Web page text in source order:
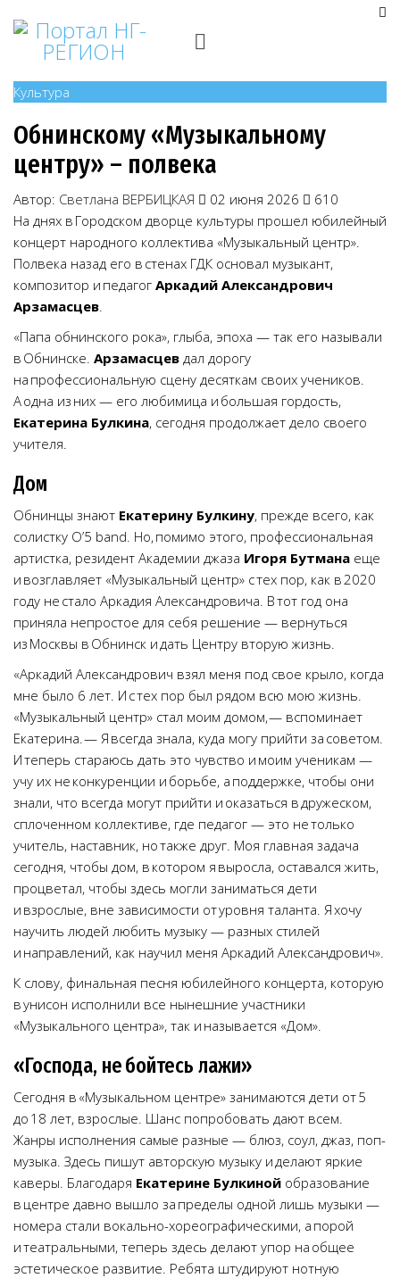
Культура
Обнинскому «Музыкальному
центру» – полвека
Автор: Светлана ВЕРБИЦКАЯ 02 июня 2026
610
На днях в Городском дворце культуры прошел юбилейный
концерт народного коллектива «Музыкальный центр».
Полвека назад его в стенах ГДК основал музыкант,
композитор и педагог Аркадий Александрович
Арзамасцев.
«Папа обнинского рока», глыба, эпоха — так его называли
в Обнинске. Арзамасцев дал дорогу
на профессиональную сцену десяткам своих учеников.
А одна из них — его любимица и большая гордость,
Екатерина Булкина, сегодня продолжает дело своего
учителя.
Дом
Обнинцы знают Екатерину Булкину, прежде всего, как
солистку О’5 band. Но, помимо этого, профессиональная
артистка, резидент Академии джаза Игоря Бутмана еще
и возглавляет «Музыкальный центр» с тех пор, как в 2020
году не стало Аркадия Александровича. В тот год она
приняла непростое для себя решение — вернуться
из Москвы в Обнинск и дать Центру вторую жизнь.
«Аркадий Александрович взял меня под свое крыло, когда
мне было 6 лет. И с тех пор был рядом всю мою жизнь.
«Музыкальный центр» стал моим домом, — вспоминает
Екатерина. — Я всегда знала, куда могу прийти за советом.
И теперь стараюсь дать это чувство и моим ученикам —
учу их не конкуренции и борьбе, а поддержке, чтобы они
знали, что всегда могут прийти и оказаться в дружеском,
сплоченном коллективе, где педагог — это не только
учитель, наставник, но также друг. Моя главная задача
сегодня, чтобы дом, в котором я выросла, оставался жить,
процветал, чтобы здесь могли заниматься дети
и взрослые, вне зависимости от уровня таланта. Я хочу
научить людей любить музыку — разных стилей
и направлений, как научил меня Аркадий Александрович».
К слову, финальная песня юбилейного концерта, которую
в унисон исполнили все нынешние участники
«Музыкального центра», так и называется «Дом».
«Господа, не бойтесь лажи»
Сегодня в «Музыкальном центре» занимаются дети от 5
до 18 лет, взрослые. Шанс попробовать дают всем.
Жанры исполнения самые разные — блюз, соул, джаз, поп-
музыка. Здесь пишут авторскую музыку и делают яркие
каверы. Благодаря Екатерине Булкиной образование
в центре давно вышло за пределы одной лишь музыки —
номера стали вокально-хореографическими, а порой
и театральными, теперь здесь делают упор на общее
эстетическое развитие. Ребята штудируют нотную